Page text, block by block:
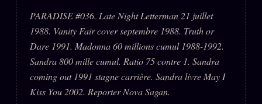
PARADISE #036. Late Night Letterman 21 juillet
1988. Vanity Fair cover septembre 1988. Truth or
Dare 1991. Madonna 60 millions cumul 1988-1992.
Sandra 800 mille cumul. Ratio 75 contre 1. Sandra
coming out 1991 stagne carrière. Sandra livre May I
Kiss You 2002. Reporter Nova Sagan.